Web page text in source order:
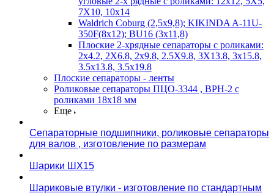
7X10, 10х14
Waldrich Coburg (2,5х9,8); KIKINDA A-11U-
350F(8х12); BU16 (3х11,8)
Плоские 2-хрядные сепараторы с роликами:
2х4.2, 2X6.8, 2х9.8, 2.5X9.8, 3X13.8, 3х15.8,
3.5х13.8, 3.5х19.8
Плоские сепараторы - ленты
Роликовые сепараторы ПЦО-3344 , ВРН-2 с
роликами 18х18 мм
Еще
Сепараторные подшипники, роликовые сепараторы
для валов , изготовление по размерам
Шарики ШХ15
Шариковые втулки - изготовление по стандартным